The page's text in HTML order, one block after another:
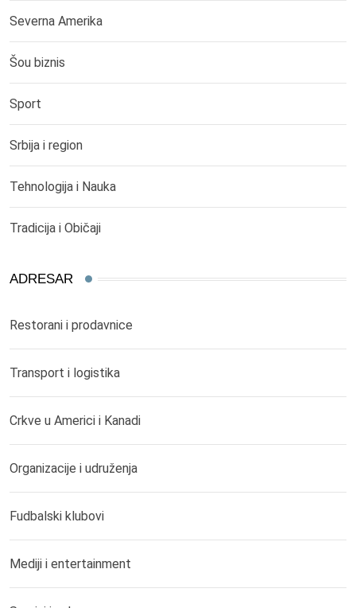
Severna Amerika
Šou biznis
Sport
Srbija i region
Tehnologija i Nauka
Tradicija i Običaji
ADRESAR
Restorani i prodavnice
Transport i logistika
Crkve u Americi i Kanadi
Organizacije i udruženja
Fudbalski klubovi
Mediji i entertainment